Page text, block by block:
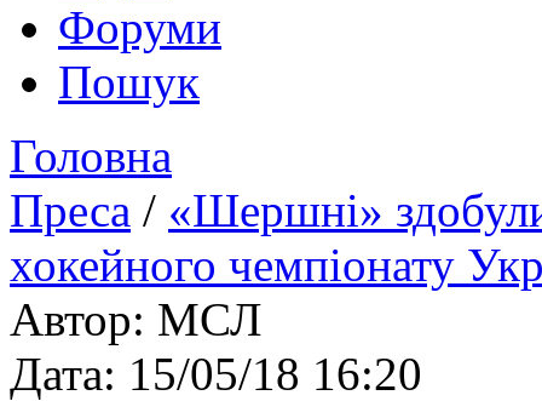
Форуми
Пошук
Головна
Преса / «Шершні»
хокейного чемпіонату
Автор: МСЛ
Дата: 15/05/18 16:20